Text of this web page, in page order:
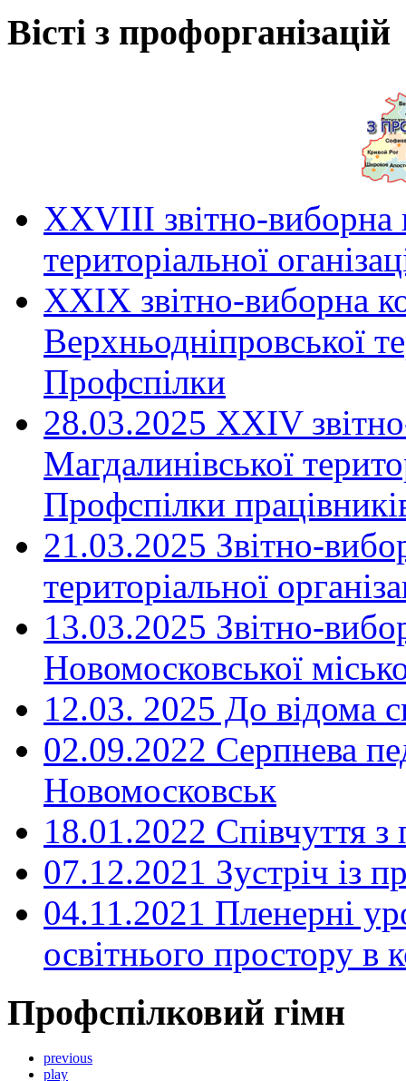
Вісті з профорганізацій
ХХVIII звітно-виборна
територіальної
XXIX звітно-виборна
Верхньодніпровської
Профспілки
28.03.2025 ХХІV
Магдалинівської
Профспілки
21.03.2025 Звітно-
територіальної
13.03.2025 Звітно-
Новомосковської
12.03. 2025 До відома
02.09.2022 Серпнева
Новомосковськ
18.01.2022 Співчуття з
07.12.2021 Зустріч із
04.11.2021 Пленерні
освітнього простору
Профспілковий гімн
previous
play